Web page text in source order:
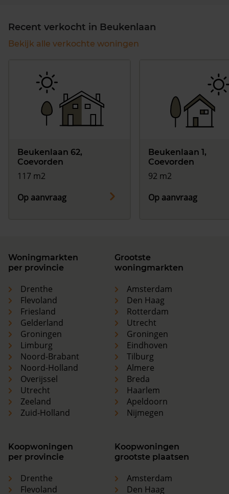
Recent verkocht in Beukenlaan
Bekijk alle verkochte woningen
Beukenlaan 62,
Coevorden
117 m2
Op aanvraag
Beukenlaan 1,
Coevorden
92 m2
Op aanvraag
Woningmarkten
per provincie
Drenthe
Flevoland
Friesland
Gelderland
Groningen
Limburg
Noord-Brabant
Noord-Holland
Overijssel
Utrecht
Zeeland
Zuid-Holland
Grootste
woningmarkten
Amsterdam
Den Haag
Rotterdam
Utrecht
Groningen
Eindhoven
Tilburg
Almere
Breda
Haarlem
Apeldoorn
Nijmegen
Koopwoningen
per provincie
Drenthe
Flevoland
Koopwoningen
grootste plaatsen
Amsterdam
Den Haag